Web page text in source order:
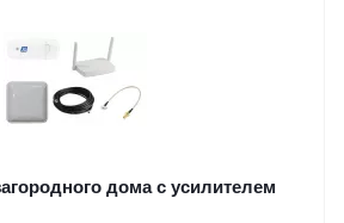
дома с усилителем